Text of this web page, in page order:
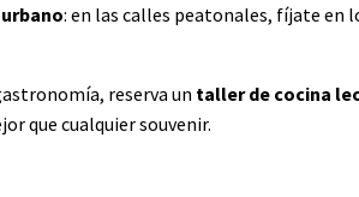
: en las calles peatonales, fíjate en
reserva un taller de cocina
que cualquier souvenir.